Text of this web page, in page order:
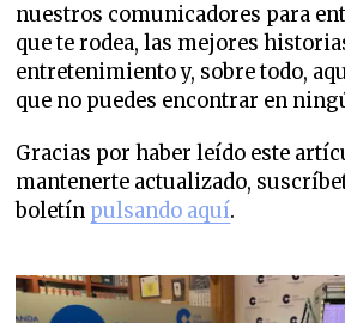
nuestros comunicadores para
que te rodea, las mejores
entretenimiento y, sobre todo,
que no puedes encontrar en
Gracias por haber leído este
mantenerte actualizado,
boletín pulsando aquí.